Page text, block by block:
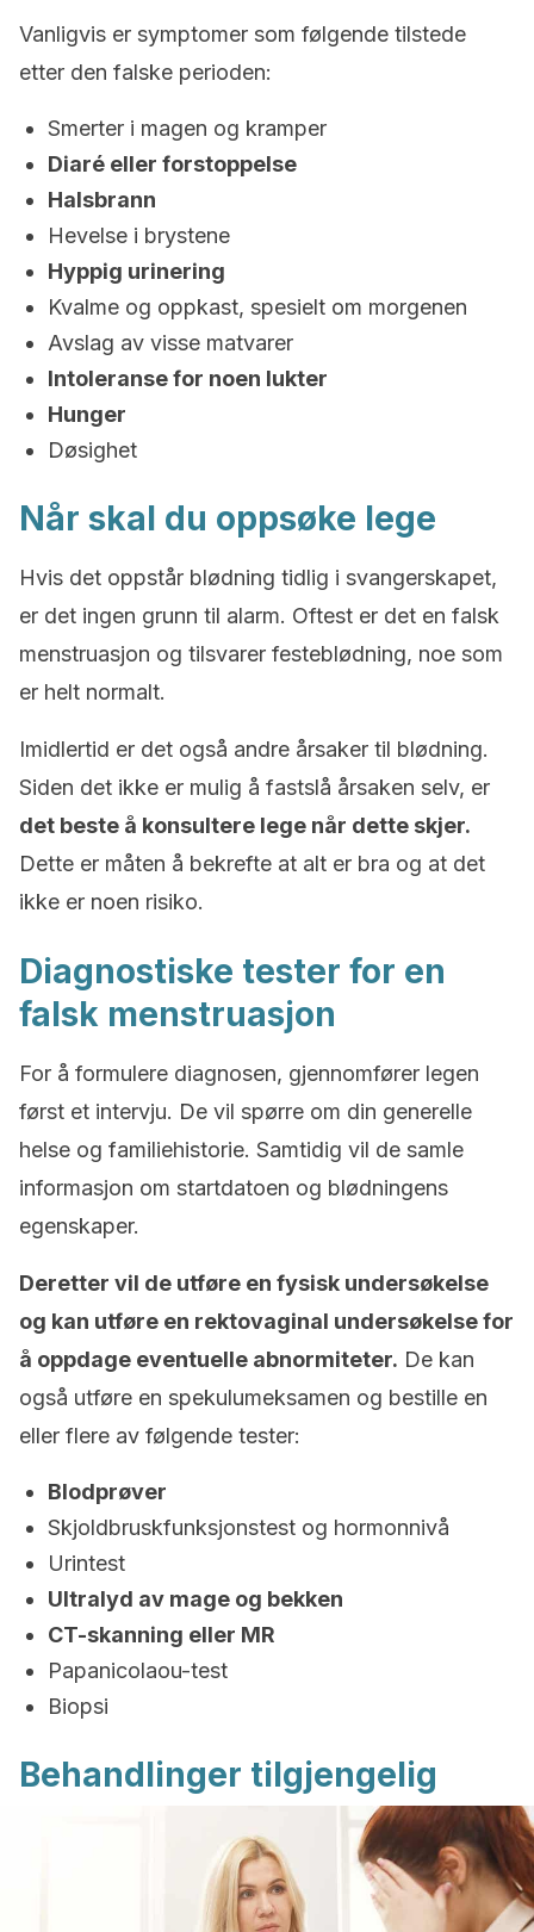
Vanligvis er symptomer som følgende tilstede
etter den falske perioden:
Smerter i magen og kramper
Diaré eller forstoppelse
Halsbrann
Hevelse i brystene
Hyppig urinering
Kvalme og oppkast, spesielt om morgenen
Avslag av visse matvarer
Intoleranse for noen lukter
Hunger
Døsighet
Når skal du oppsøke lege
Hvis det oppstår blødning tidlig i svangerskapet,
er det ingen grunn til alarm. Oftest er det en falsk
menstruasjon og tilsvarer festeblødning, noe som
er helt normalt.
Imidlertid er det også andre årsaker til blødning.
Siden det ikke er mulig å fastslå årsaken selv, er
det beste å konsultere lege når dette skjer.
Dette er måten å bekrefte at alt er bra og at det
ikke er noen risiko.
Diagnostiske tester for en
falsk menstruasjon
For å formulere diagnosen, gjennomfører legen
først et intervju. De vil spørre om din generelle
helse og familiehistorie. Samtidig vil de samle
informasjon om startdatoen og blødningens
egenskaper.
Deretter vil de utføre en fysisk undersøkelse
og kan utføre en rektovaginal undersøkelse for
å oppdage eventuelle abnormiteter. De kan
også utføre en spekulumeksamen og bestille en
eller flere av følgende tester:
Blodprøver
Skjoldbruskfunksjonstest og hormonnivå
Urintest
Ultralyd av mage og bekken
CT-skanning eller MR
Papanicolaou-test
Biopsi
Behandlinger tilgjengelig